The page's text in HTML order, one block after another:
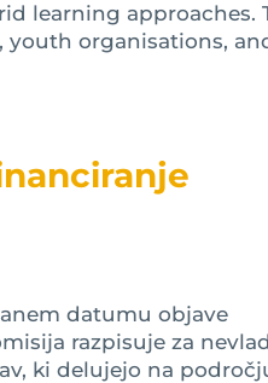
learning approaches.
organisations,
datumu objave
razpisuje za
ki delujejo na